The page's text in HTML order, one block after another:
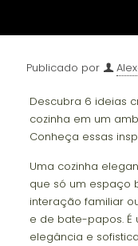
Publicado por
Descubra 6 ideias
cozinha em um
Conheça essas
Uma cozinha
que só um espaço
interação familiar
e de bate-papos. É
elegância e